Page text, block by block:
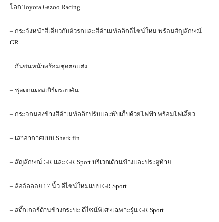
โลก Toyota Gazoo Racing
– กระจังหน้าสีเดียวกับตัวรถและสีดำเมทัลลิกดีไซน์ใหม่ พร้อมสัญลักษณ์
GR
– กันชนหน้าพร้อมชุดตกแต่ง
– ชุดตกแต่งสเกิร์ตรอบคัน
– กระจกมองข้างสีดําเมทัลลิกปรับและพับเก็บด้วยไฟฟ้า พร้อมไฟเลี้ยว
– เสาอากาศแบบ Shark fin
– สัญลักษณ์ GR และ GR Sport บริเวณด้านข้างและประตูท้าย
– ล้ออัลลอย 17 นิ้ว ดีไซน์ใหม่แบบ GR Sport
– สติ๊กเกอร์ด้านข้างกระบะ ดีไซน์พิเศษเฉพาะรุ่น GR Sport